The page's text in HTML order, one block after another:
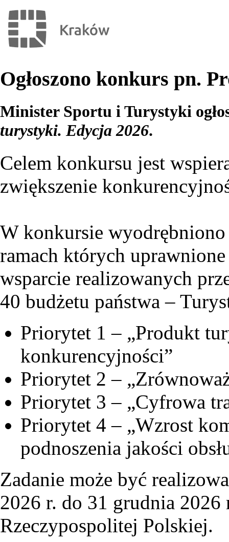
Ogłoszono konkurs pn.
Minister Sportu i Turystyki
turystyki. Edycja 2026.
Celem konkursu jest
zwiększenie
W konkursie
ramach których
wsparcie realizowanych
40 budżetu państwa –
Priorytet 1 – „Produkt
konkurencyjności”
Priorytet 2 –
Priorytet 3 – „Cyfrowa
Priorytet 4 – „Wzrost
podnoszenia jakości
Zadanie może być
2026 r. do 31 grudnia 2026
Rzeczypospolitej Polskiej.